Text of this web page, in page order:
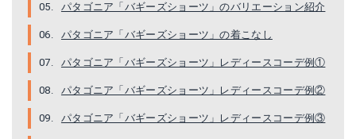
パタゴニア「バギーズショーツ」のバリエーション紹介
パタゴニア「バギーズショーツ」の着こなし
パタゴニア「バギーズショーツ」レディースコーデ例①
パタゴニア「バギーズショーツ」レディースコーデ例②
パタゴニア「バギーズショーツ」レディースコーデ例③
Yahoo!ショッピングで見る